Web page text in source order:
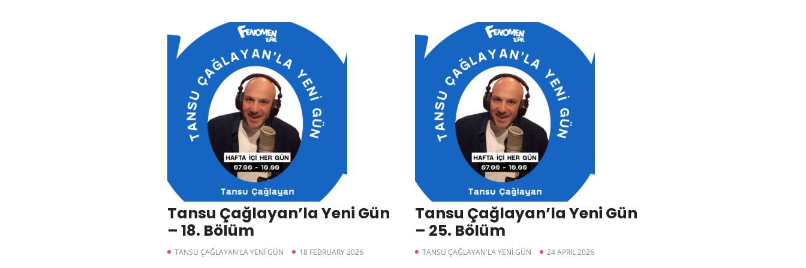
Tansu Çağlayan’la Yeni Gün
– 18. Bölüm
TANSU ÇAĞLAYAN'LA YENİ GÜN 18 FEBRUARY 2026
Tansu Çağlayan’la Yeni Gün
– 25. Bölüm
TANSU ÇAĞLAYAN'LA YENİ GÜN 24 APRIL 2026